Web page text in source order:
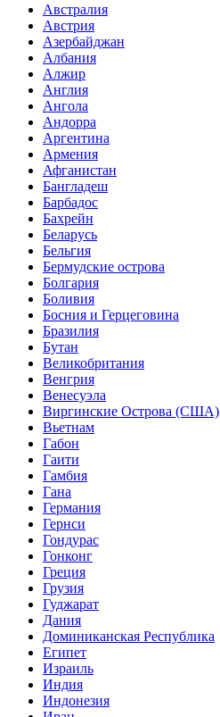
Австралия
Австрия
Азербайджан
Албания
Алжир
Англия
Ангола
Андорра
Аргентина
Армения
Афганистан
Бангладеш
Барбадос
Бахрейн
Беларусь
Бельгия
Бермудские острова
Болгария
Боливия
Босния и Герцеговина
Бразилия
Бутан
Великобритания
Венгрия
Венесуэла
Виргинские Острова (США)
Вьетнам
Габон
Гаити
Гамбия
Гана
Германия
Гернси
Гондурас
Гонконг
Греция
Грузия
Гуджарат
Дания
Доминиканская Республика
Египет
Израиль
Индия
Индонезия